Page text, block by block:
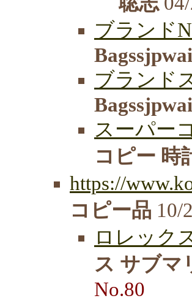
ブランド
ブランド
スーパー
コピー 時
https://
コピー品 10/
ロレック
ス サブマ
No.80